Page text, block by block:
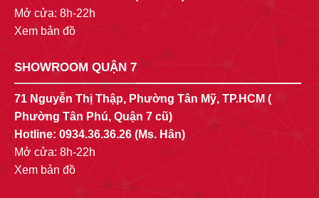
Mở cửa: 8h-22h
Xem bản đồ
SHOWROOM QUẬN 7
71 Nguyễn Thị Thập, Phường Tân Mỹ, TP.HCM (
Phường Tân Phú, Quận 7 cũ)
Hotline: 0934.36.36.26 (Ms. Hân)
Mở cửa: 8h-22h
Xem bản đồ